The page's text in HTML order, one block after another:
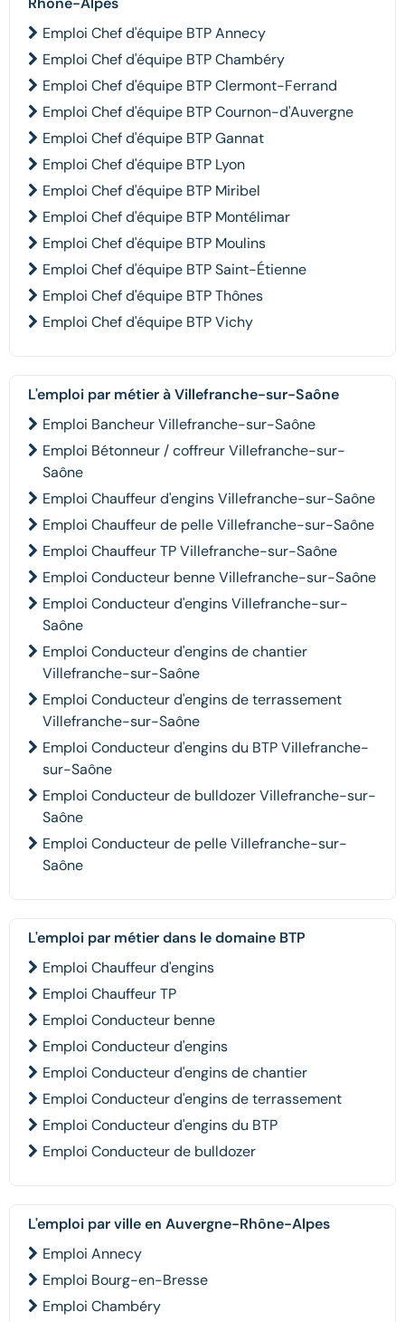
Emploi Chef d'équipe BTP Annecy
Emploi Chef d'équipe BTP Chambéry
Emploi Chef d'équipe BTP Clermont-Ferrand
Emploi Chef d'équipe BTP Cournon-d'Auvergne
Emploi Chef d'équipe BTP Gannat
Emploi Chef d'équipe BTP Lyon
Emploi Chef d'équipe BTP Miribel
Emploi Chef d'équipe BTP Montélimar
Emploi Chef d'équipe BTP Moulins
Emploi Chef d'équipe BTP Saint-Étienne
Emploi Chef d'équipe BTP Thônes
Emploi Chef d'équipe BTP Vichy
L'emploi par métier à Villefranche-sur-Saône
Emploi Bancheur Villefranche-sur-Saône
Emploi Bétonneur / coffreur Villefranche-sur-
Saône
Emploi Chauffeur d'engins Villefranche-sur-Saône
Emploi Chauffeur de pelle Villefranche-sur-Saône
Emploi Chauffeur TP Villefranche-sur-Saône
Emploi Conducteur benne Villefranche-sur-Saône
Emploi Conducteur d'engins Villefranche-sur-
Saône
Emploi Conducteur d'engins de chantier
Villefranche-sur-Saône
Emploi Conducteur d'engins de terrassement
Villefranche-sur-Saône
Emploi Conducteur d'engins du BTP Villefranche-
sur-Saône
Emploi Conducteur de bulldozer Villefranche-sur-
Saône
Emploi Conducteur de pelle Villefranche-sur-
Saône
L'emploi par métier dans le domaine BTP
Emploi Chauffeur d'engins
Emploi Chauffeur TP
Emploi Conducteur benne
Emploi Conducteur d'engins
Emploi Conducteur d'engins de chantier
Emploi Conducteur d'engins de terrassement
Emploi Conducteur d'engins du BTP
Emploi Conducteur de bulldozer
L'emploi par ville en Auvergne-Rhône-Alpes
Emploi Annecy
Emploi Bourg-en-Bresse
Emploi Chambéry